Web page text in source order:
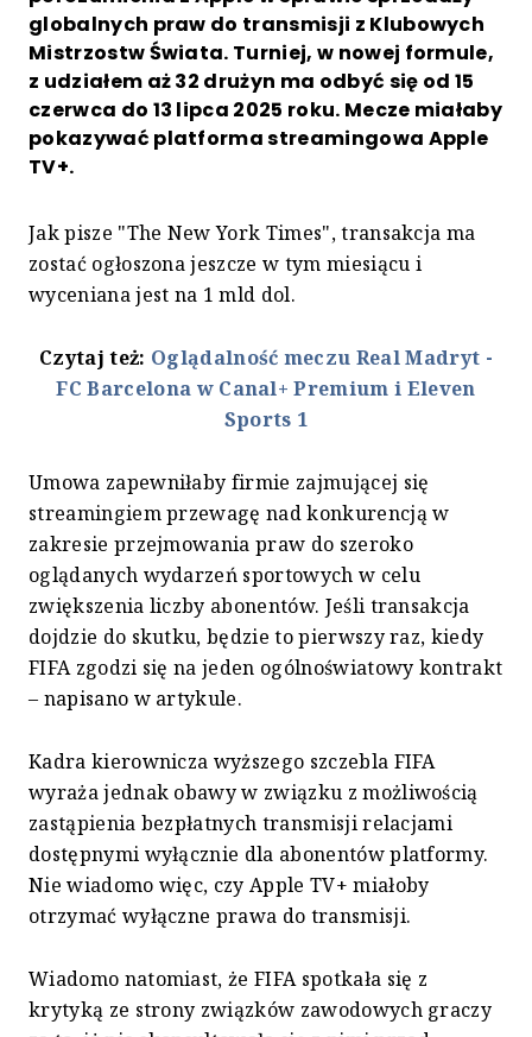
globalnych praw do transmisji z Klubowych
Mistrzostw Świata. Turniej, w nowej formule,
z udziałem aż 32 drużyn ma odbyć się od 15
czerwca do 13 lipca 2025 roku. Mecze miałaby
pokazywać platforma streamingowa Apple
TV+.
Jak pisze "The New York Times", transakcja ma
zostać ogłoszona jeszcze w tym miesiącu i
wyceniana jest na 1 mld dol.
Czytaj też: Oglądalność meczu Real Madryt -
FC Barcelona w Canal+ Premium i Eleven
Sports 1
Umowa zapewniłaby firmie zajmującej się
streamingiem przewagę nad konkurencją w
zakresie przejmowania praw do szeroko
oglądanych wydarzeń sportowych w celu
zwiększenia liczby abonentów. Jeśli transakcja
dojdzie do skutku, będzie to pierwszy raz, kiedy
FIFA zgodzi się na jeden ogólnoświatowy kontrakt
– napisano w artykule.
Kadra kierownicza wyższego szczebla FIFA
wyraża jednak obawy w związku z możliwością
zastąpienia bezpłatnych transmisji relacjami
dostępnymi wyłącznie dla abonentów platformy.
Nie wiadomo więc, czy Apple TV+ miałoby
otrzymać wyłączne prawa do transmisji.
Wiadomo natomiast, że FIFA spotkała się z
krytyką ze strony związków zawodowych graczy